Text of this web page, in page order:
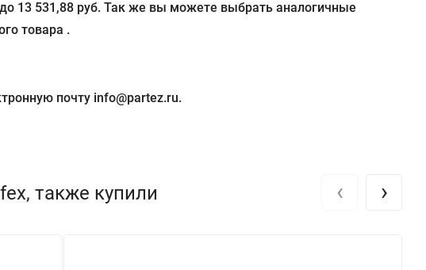
13 531,88 руб. Так же вы можете выбрать аналогичные
товара .
почту info@partez.ru.
также купили ‹ ›